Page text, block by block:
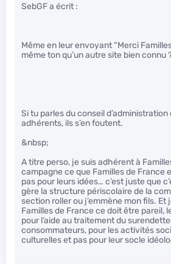
SebGF a écrit :
Même en leur envoyant “Merci
même ton qu’un autre site bien connu
Si tu parles du conseil d’administration
adhérents, ils s’en foutent.
&nbsp;
A titre perso, je suis adhérent à
campagne ce que Familles de France
pas pour leurs idées… c’est juste que
gère la structure périscolaire de la
section roller ou j’emmène mon fils. Et
Familles de France ce doit être pareil,
pour l’aide au traitement du
consommateurs, pour les activités
culturelles et pas pour leur socle